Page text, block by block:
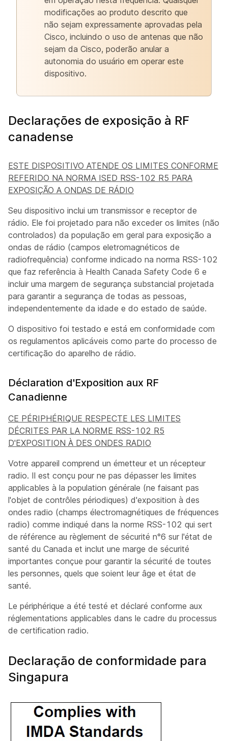
modificações ao produto descrito que
não sejam expressamente aprovadas pela
Cisco, incluindo o uso de antenas que não
sejam da Cisco, poderão anular a
autonomia do usuário em operar este
dispositivo.
Declarações de exposição à RF
canadense
ESTE DISPOSITIVO ATENDE OS LIMITES CONFORME
REFERIDO NA NORMA ISED RSS-102 R5 PARA
EXPOSIÇÃO A ONDAS DE RÁDIO
Seu dispositivo inclui um transmissor e receptor de
rádio. Ele foi projetado para não exceder os limites (não
controlados) da população em geral para exposição a
ondas de rádio (campos eletromagnéticos de
radiofrequência) conforme indicado na norma RSS-102
que faz referência à Health Canada Safety Code 6 e
incluir uma margem de segurança substancial projetada
para garantir a segurança de todas as pessoas,
independentemente da idade e do estado de saúde.
O dispositivo foi testado e está em conformidade com
os regulamentos aplicáveis como parte do processo de
certificação do aparelho de rádio.
Déclaration d'Exposition aux RF
Canadienne
CE PÉRIPHÉRIQUE RESPECTE LES LIMITES
DÉCRITES PAR LA NORME RSS-102 R5
D'EXPOSITION À DES ONDES RADIO
Votre appareil comprend un émetteur et un récepteur
radio. Il est conçu pour ne pas dépasser les limites
applicables à la population générale (ne faisant pas
l'objet de contrôles périodiques) d'exposition à des
ondes radio (champs électromagnétiques de fréquences
radio) comme indiqué dans la norme RSS-102 qui sert
de référence au règlement de sécurité n°6 sur l'état de
santé du Canada et inclut une marge de sécurité
importantes conçue pour garantir la sécurité de toutes
les personnes, quels que soient leur âge et état de
santé.
Le périphérique a été testé et déclaré conforme aux
réglementations applicables dans le cadre du processus
de certification radio.
Declaração de conformidade para
Singapura